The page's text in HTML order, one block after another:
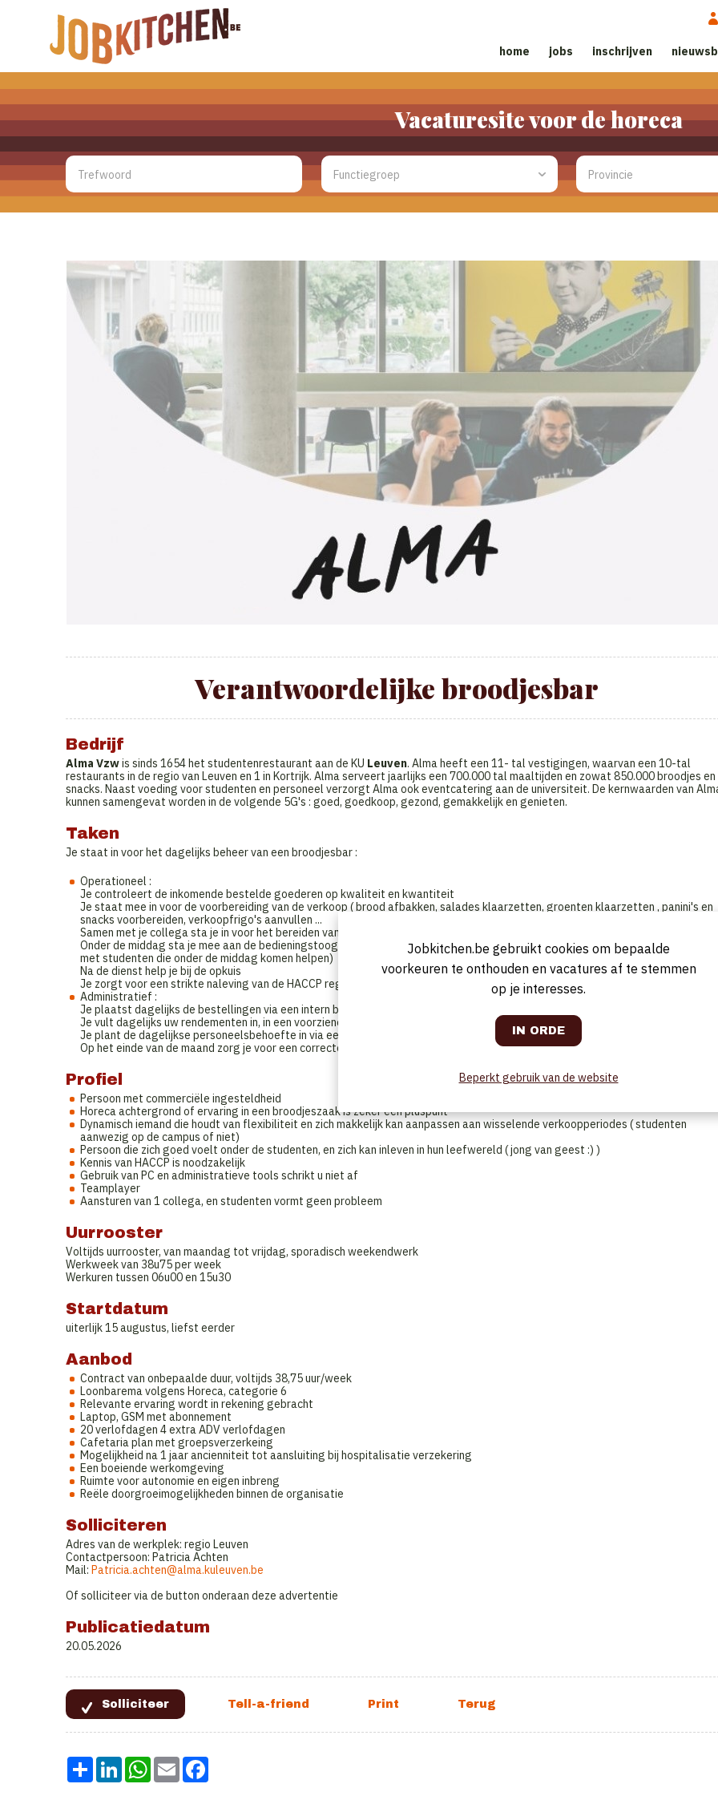
home jobs inschrijven
Vacaturesite voor de horeca
Verantwoordelijke broodjesbar
Bedrijf
Alma Vzwis sinds 1654 het studentenrestaurant aan de KU Leuven. Alma heeft een 11- tal vestigingen, waarvan een 10-tal
restaurants in de regio van Leuven en 1 in Kortrijk. Alma serveert jaarlijks een 700.000 tal maaltijden en zowat 850.000 broodjes en
snacks. Naast voeding voor studenten en personeel verzorgt Alma ook eventcatering aan de universiteit. De kernwaarden van
kunnen samengevat worden in de volgende 5G's : goed, goedkoop, gezond, gemakkelijk en genieten.
Taken
Je staat in voor het dagelijks beheer van een broodjesbar :
Operationeel :
Je controleert de inkomende bestelde goederen op kwaliteit en kwantiteit
Je staat mee in voor de voorbereiding van de verkoop ( brood afbakken, salades klaarzetten, groenten klaarzetten , panini's en
snacks voorbereiden, verkoopfrigo's aanvullen ...
Samen met je collega sta je in voor het bereiden van een buffer aan broodjes als mise en place
Onder de middag sta je mee aan de bedieningstoog voor verkoop of aan de kassa en stuur je uw team aan ( 1 collega aangevuld
met studenten die onder de middag komen helpen)
Na de dienst help je bij de opkuis
Je zorgt voor een strikte naleving van de HACCP regels in de uitbating
Administratief :
Je plaatst dagelijks de bestellingen via een intern bestelprogramma
Je vult dagelijks uw rendementen in, in een voorziene file
Je plant de dagelijkse personeelsbehoefte in via een interne tool
Op het einde van de maand zorg je voor een correcte inventarisopname en verwerk je deze in ons intern beheer-programma
Profiel
Persoon met commerciële ingesteldheid
Horeca achtergrond of ervaring in een broodjeszaak is zeker een pluspunt
Dynamisch iemand die houdt van flexibiliteit en zich makkelijk kan aanpassen aan wisselende verkoopperiodes ( studenten
aanwezig op de campus of niet)
Persoon die zich goed voelt onder de studenten, en zich kan inleven in hun leefwereld ( jong van geest :) )
Kennis van HACCP is noodzakelijk
Gebruik van PC en administratieve tools schrikt u niet af
Teamplayer
Aansturen van 1 collega, en studenten vormt geen probleem
Uurrooster
Voltijds uurrooster, van maandag tot vrijdag, sporadisch weekendwerk
Werkweek van 38u75 per week
Werkuren tussen 06u00 en 15u30
Startdatum
uiterlijk 15 augustus, liefst eerder
Aanbod
Contract van onbepaalde duur, voltijds 38,75 uur/week
Loonbarema volgens Horeca, categorie 6
Relevante ervaring wordt in rekening gebracht
Laptop, GSM met abonnement
20 verlofdagen 4 extra ADV verlofdagen
Cafetaria plan met groepsverzerkeing
Mogelijkheid na 1 jaar ancienniteit tot aansluiting bij hospitalisatie verzekering
Een boeiende werkomgeving
Ruimte voor autonomie en eigen inbreng
Reële doorgroeimogelijkheden binnen de organisatie
Solliciteren
Adres van de werkplek: regio Leuven
Contactpersoon: Patricia Achten
Mail: Patricia.achten@alma.kuleuven.be
Of solliciteer via de button onderaan deze advertentie
Publicatiedatum
20.05.2026
Share LinkedInWhatsApp
Email
Jobkitchen.be gebruikt cookies om bepaalde
voorkeuren te onthouden en vacatures af te stemmen
op je interesses.
Beperkt gebruik van de website